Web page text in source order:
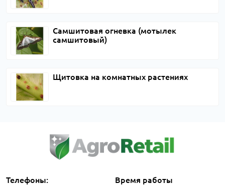
Самшитовая огневка (мотылек
самшитовый)
Щитовка на комнатных растениях
Телефоны: Время работы